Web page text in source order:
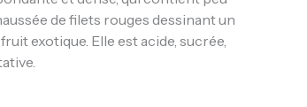
de filets rouges dessinant un
exotique. Elle est acide, sucrée,